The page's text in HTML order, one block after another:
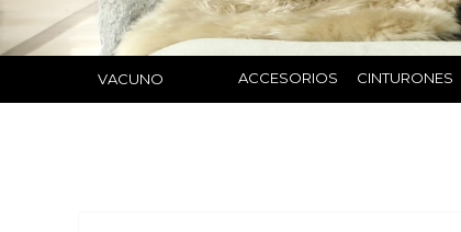
VACUNO ACCESORIOS CINTURONES